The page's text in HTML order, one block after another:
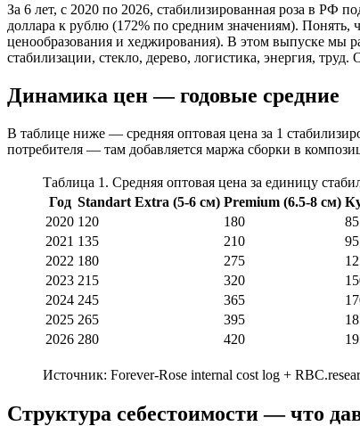
За 6 лет, с 2020 по 2026, стабилизированная роза в РФ
доллара к рублю (172% по средним значениям). Понять,
ценообразования и хеджирования). В этом выпуске мы
стабилизации, стекло, дерево, логистика, энергия,
Динамика цен — годовые средние
В таблице ниже — средняя оптовая цена за 1
потребителя — там добавляется маржа сборки в
Таблица 1. Средняя оптовая цена за единицу
Год Standart Extra (5-6 см) Premium (6.5-8 см)
2020 120 180 85
2021 135 210 95
2022 180 275
2023 215 320
2024 245 365
2025 265 395
2026 280 420
Источник: Forever-Rose internal cost log +
Структура себестоимости — что